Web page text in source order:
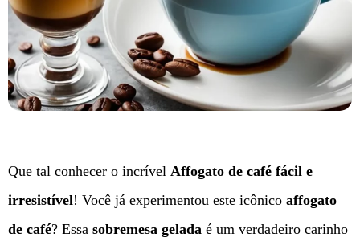
Que tal conhecer o incrível Affogato de café fácil e
irresistível! Você já experimentou este icônico affogato
de café? Essa sobremesa gelada é um verdadeiro carinho